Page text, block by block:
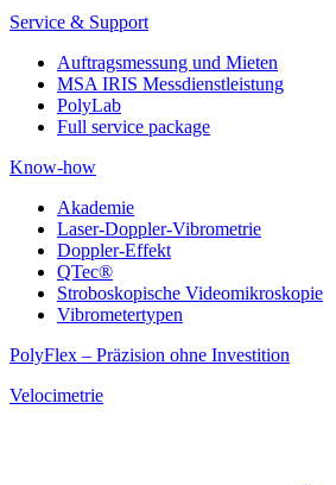
Service & Support
Auftragsmessung und Mieten
MSA IRIS Messdienstleistung
PolyLab
Full service package
Know-how
Akademie
Laser-Doppler-Vibrometrie
Doppler-Effekt
QTec®
Stroboskopische Videomikroskopie
Vibrometertypen
PolyFlex – Präzision ohne Investition
Velocimetrie